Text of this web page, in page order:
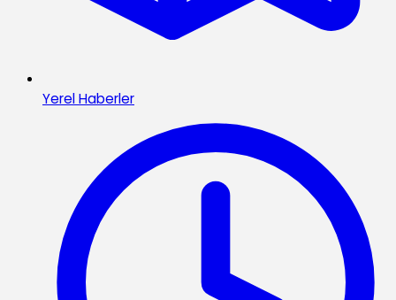
Yerel Haberler